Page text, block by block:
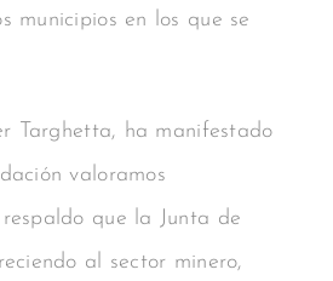
municipios en los que se
Targhetta, ha manifestado
valoramos
que la Junta de
al sector minero,